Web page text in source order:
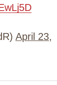
April 23,